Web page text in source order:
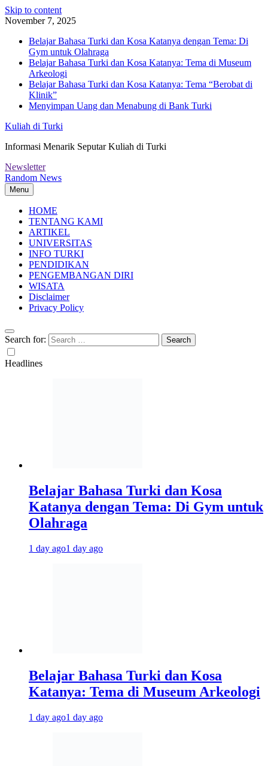
Skip to content
November 7, 2025
Belajar Bahasa Turki dan Kosa Katanya dengan Tema: Di
Gym untuk Olahraga
Belajar Bahasa Turki dan Kosa Katanya: Tema di Museum
Arkeologi
Belajar Bahasa Turki dan Kosa Katanya: Tema “Berobat di
Klinik”
Menyimpan Uang dan Menabung di Bank Turki
Kuliah di Turki
Informasi Menarik Seputar Kuliah di Turki
Newsletter
Random News
Menu
HOME
TENTANG KAMI
ARTIKEL
UNIVERSITAS
INFO TURKI
PENDIDIKAN
PENGEMBANGAN DIRI
WISATA
Disclaimer
Privacy Policy
Search for:
Headlines
Belajar Bahasa Turki dan Kosa
Katanya dengan Tema: Di Gym untuk
Olahraga
1 day ago1 day ago
Belajar Bahasa Turki dan Kosa
Katanya: Tema di Museum Arkeologi
1 day ago1 day ago